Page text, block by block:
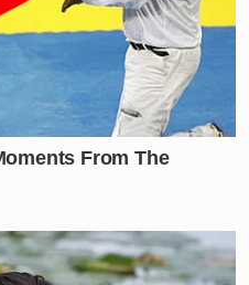
inacreditável? Conta